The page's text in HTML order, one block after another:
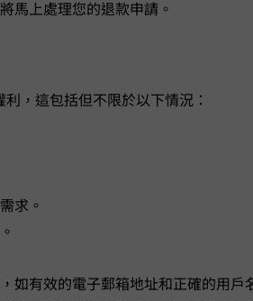
馬上處理您的退款申請。
，這包括但不限於以下情況：
求。
有效的電子郵箱地址和正確的用戶